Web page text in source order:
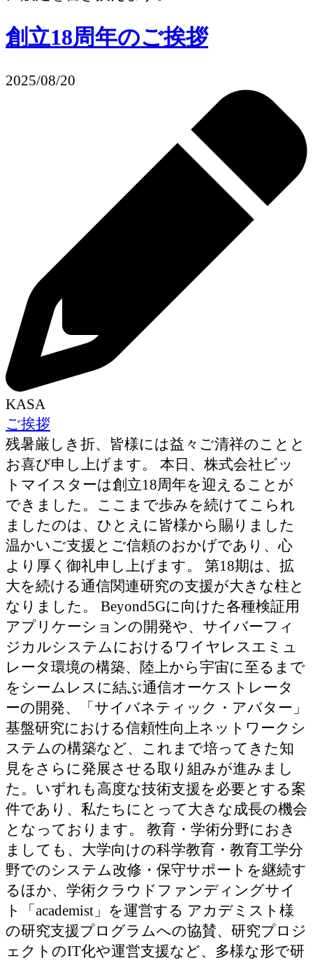
創立18周年のご挨拶
2025/08/20
KASA
ご挨拶
残暑厳しき折、皆様には益々ご清祥のことと
お喜び申し上げます。 本日、株式会社ビッ
トマイスターは創立18周年を迎えることが
できました。ここまで歩みを続けてこられ
ましたのは、ひとえに皆様から賜りました
温かいご支援とご信頼のおかげであり、心
より厚く御礼申し上げます。 第18期は、拡
大を続ける通信関連研究の支援が大きな柱と
なりました。 Beyond5Gに向けた各種検証用
アプリケーションの開発や、サイバーフィ
ジカルシステムにおけるワイヤレスエミュ
レータ環境の構築、陸上から宇宙に至るまで
をシームレスに結ぶ通信オーケストレータ
ーの開発、「サイバネティック・アバター」
基盤研究における信頼性向上ネットワークシ
ステムの構築など、これまで培ってきた知
見をさらに発展させる取り組みが進みまし
た。いずれも高度な技術支援を必要とする案
件であり、私たちにとって大きな成長の機会
となっております。 教育・学術分野におき
ましても、大学向けの科学教育・教育工学分
野でのシステム改修・保守サポートを継続す
るほか、学術クラウドファンディングサイ
ト「academist」を運営する アカデミスト様
の研究支援プログラムへの協賛、研究プロジ
ェクトのIT化や運営支援など、多様な形で研